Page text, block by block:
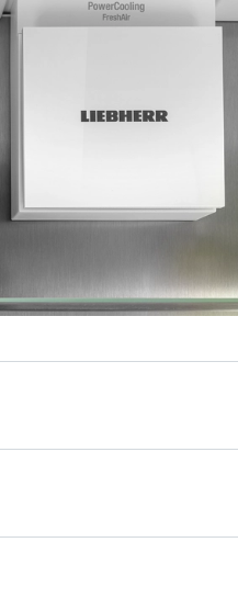
быстрого обзора в